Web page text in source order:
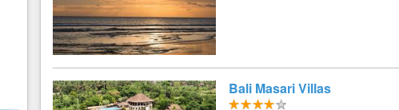
Bali Masari Villas